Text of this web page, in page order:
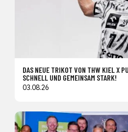
DAS NEUE TRIKOT VON THW KIEL X
SCHNELL UND GEMEINSAM STARK!
03.08.26